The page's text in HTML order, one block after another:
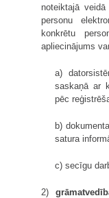
noteiktajā
personu
konkrētu
apliecinājums
a)
saskaņā ar
pēc
b)
satura
c) secīgu
2)